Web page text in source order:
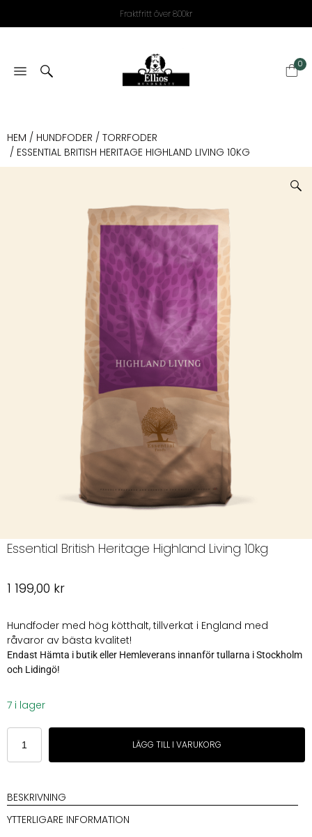
Fraktfritt över 800kr
0
HEM / HUNDFODER / TORRFODER
/ ESSENTIAL BRITISH HERITAGE HIGHLAND LIVING 10KG
Essential British Heritage Highland Living 10kg
1 199,00 kr
Hundfoder med hög kötthalt, tillverkat i England med
råvaror av bästa kvalitet!
Endast Hämta i butik eller Hemleverans innanför tullarna i Stockholm
och Lidingö!
7 i lager
Essential
British
Heritage
Living
10kg
mängd
LÄGG TILL I VARUKORG
BESKRIVNING
YTTERLIGARE INFORMATION